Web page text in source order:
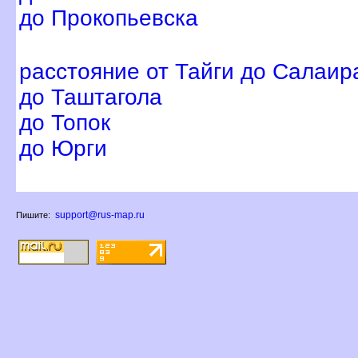
до Прокопьевска
расстояние от Тайги до
до Таштагола
до Топок
до Юрги
Пишите: support@rus-map.ru